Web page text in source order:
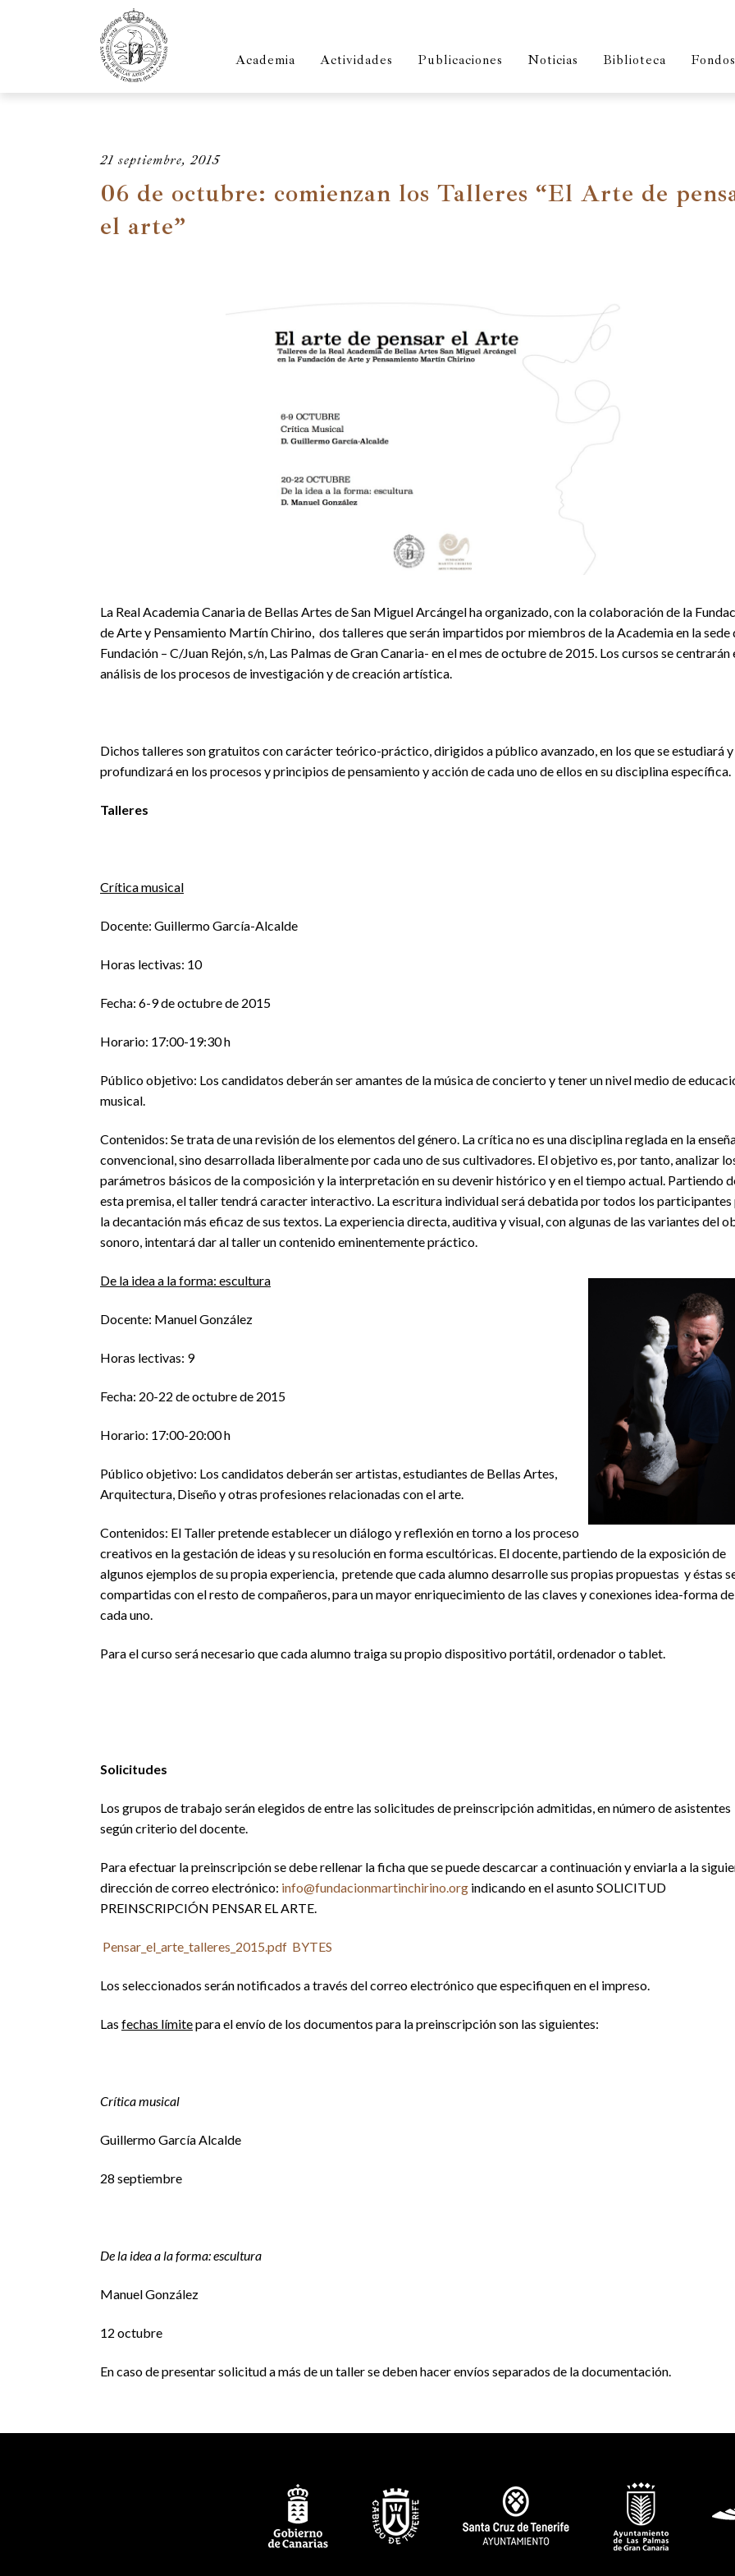
Academia Actividades Publicaciones Noticias Biblioteca
21 septiembre, 2015
06 de octubre: comienzan los Talleres “El Arte de
el arte”
La Real Academia Canaria de Bellas Artes de San Miguel Arcángel ha organizado, con la colaboración de la
de Arte y Pensamiento Martín Chirino, dos talleres que serán impartidos por miembros de la Academia en la sede
Fundación – C/Juan Rejón, s/n, Las Palmas de Gran Canaria- en el mes de octubre de 2015. Los cursos se centrarán
análisis de los procesos de investigación y de creación artística.
Dichos talleres son gratuitos con carácter teórico-práctico, dirigidos a público avanzado, en los que se estudiará y
profundizará en los procesos y principios de pensamiento y acción de cada uno de ellos en su disciplina específica.
Talleres
Crítica musical
Docente: Guillermo García-Alcalde
Horas lectivas: 10
Fecha: 6-9 de octubre de 2015
Horario: 17:00-19:30 h
Público objetivo: Los candidatos deberán ser amantes de la música de concierto y tener un nivel medio de
musical.
Contenidos: Se trata de una revisión de los elementos del género. La crítica no es una disciplina reglada en la
convencional, sino desarrollada liberalmente por cada uno de sus cultivadores. El objetivo es, por tanto, analizar
parámetros básicos de la composición y la interpretación en su devenir histórico y en el tiempo actual. Partiendo
esta premisa, el taller tendrá caracter interactivo. La escritura individual será debatida por todos los participantes
la decantación más eficaz de sus textos. La experiencia directa, auditiva y visual, con algunas de las variantes del
sonoro, intentará dar al taller un contenido eminentemente práctico.
De la idea a la forma: escultura
Docente: Manuel González
Horas lectivas: 9
Fecha: 20-22 de octubre de 2015
Horario: 17:00-20:00 h
Público objetivo: Los candidatos deberán ser artistas, estudiantes de Bellas Artes,
Arquitectura, Diseño y otras profesiones relacionadas con el arte.
Contenidos: El Taller pretende establecer un diálogo y reflexión en torno a los proceso
creativos en la gestación de ideas y su resolución en forma escultóricas. El docente, partiendo de la exposición de
algunos ejemplos de su propia experiencia, pretende que cada alumno desarrolle sus propias propuestas y éstas
compartidas con el resto de compañeros, para un mayor enriquecimiento de las claves y conexiones idea-forma de
cada uno.
Para el curso será necesario que cada alumno traiga su propio dispositivo portátil, ordenador o tablet.
Solicitudes
Los grupos de trabajo serán elegidos de entre las solicitudes de preinscripción admitidas, en número de asistentes
según criterio del docente.
Para efectuar la preinscripción se debe rellenar la ficha que se puede descarcar a continuación y enviarla a la
dirección de correo electrónico: info@fundacionmartinchirino.org indicando en el asunto SOLICITUD
PREINSCRIPCIÓN PENSAR EL ARTE.
Pensar_el_arte_talleres_2015.pdf BYTES
Los seleccionados serán notificados a través del correo electrónico que especifiquen en el impreso.
Las fechas límitepara el envío de los documentos para la preinscripción son las siguientes:
Crítica musical
Guillermo García Alcalde
28 septiembre
De la idea a la forma: escultura
Manuel González
12 octubre
En caso de presentar solicitud a más de un taller se deben hacer envíos separados de la documentación.